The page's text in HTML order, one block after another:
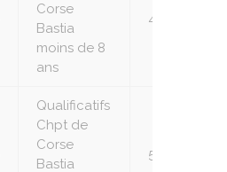
Corse
Bastia
moins de 8
ans
4
Qualificatifs
Chpt de
Corse
Bastia
5